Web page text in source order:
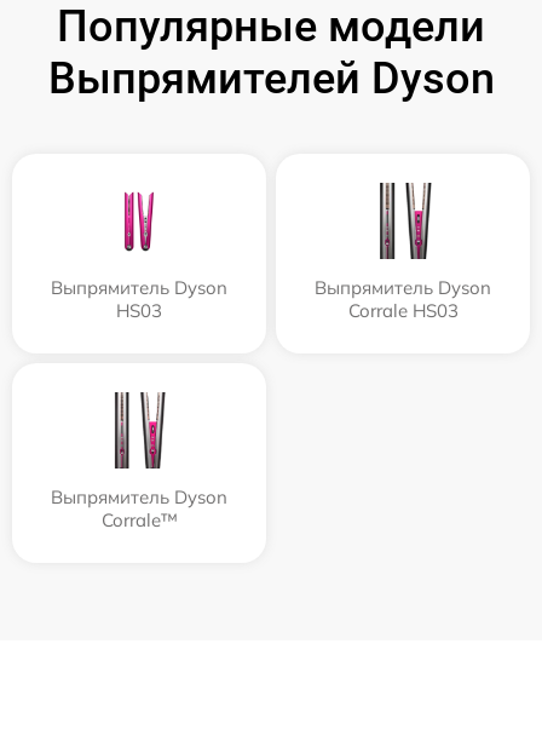
Популярные модели
Выпрямителей Dyson
Выпрямитель Dyson
HS03
Выпрямитель Dyson
Corrale HS03
Выпрямитель Dyson
Corrale™